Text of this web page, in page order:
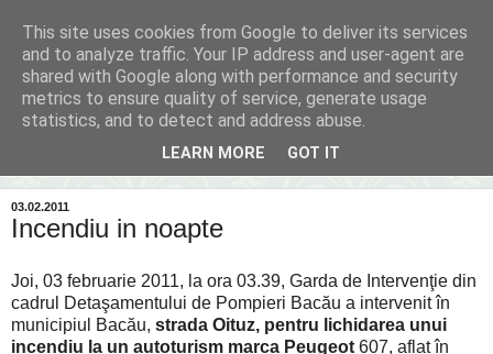
Inima Bacăului
Din inima Bacăului...spre inima ta...
03.02.2011
Incendiu in noapte
Joi, 03 februarie 2011, la ora 03.39, Garda de Intervenţie din
cadrul Detaşamentului de Pompieri Bacău a intervenit în
municipiul Bacău, strada Oituz, pentru lichidarea unui
incendiu la un autoturism marca Peugeot 607, aflat în
This site uses cookies from Google to deliver its services
and to analyze traffic. Your IP address and user-agent are
shared with Google along with performance and security
metrics to ensure quality of service, generate usage
statistics, and to detect and address abuse.
LEARN MORE GOT IT